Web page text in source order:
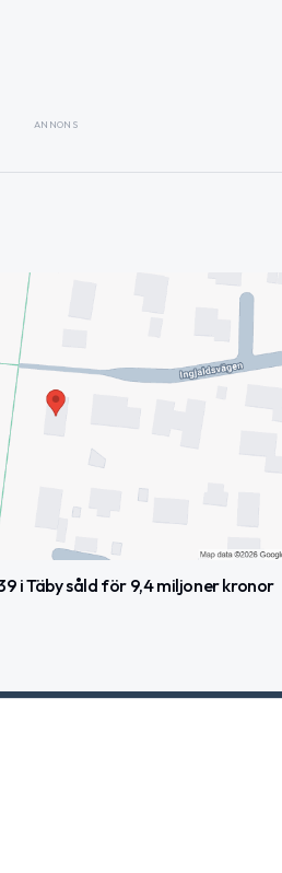
ANNONS
i Täby såld för 9,4 miljoner kronor